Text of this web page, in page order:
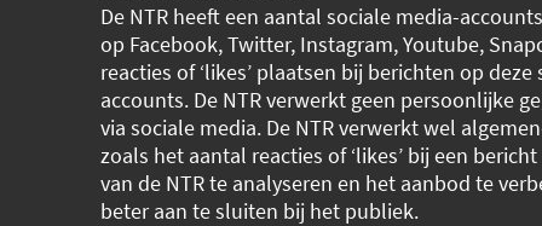
De NTR heeft een aantal sociale media-
op Facebook, Twitter, Instagram, Youtube,
reacties of ‘likes’ plaatsen bij berichten op
accounts. De NTR verwerkt geen persoonlijke
via sociale media. De NTR verwerkt wel
zoals het aantal reacties of ‘likes’ bij een
van de NTR te analyseren en het aanbod te
beter aan te sluiten bij het publiek.